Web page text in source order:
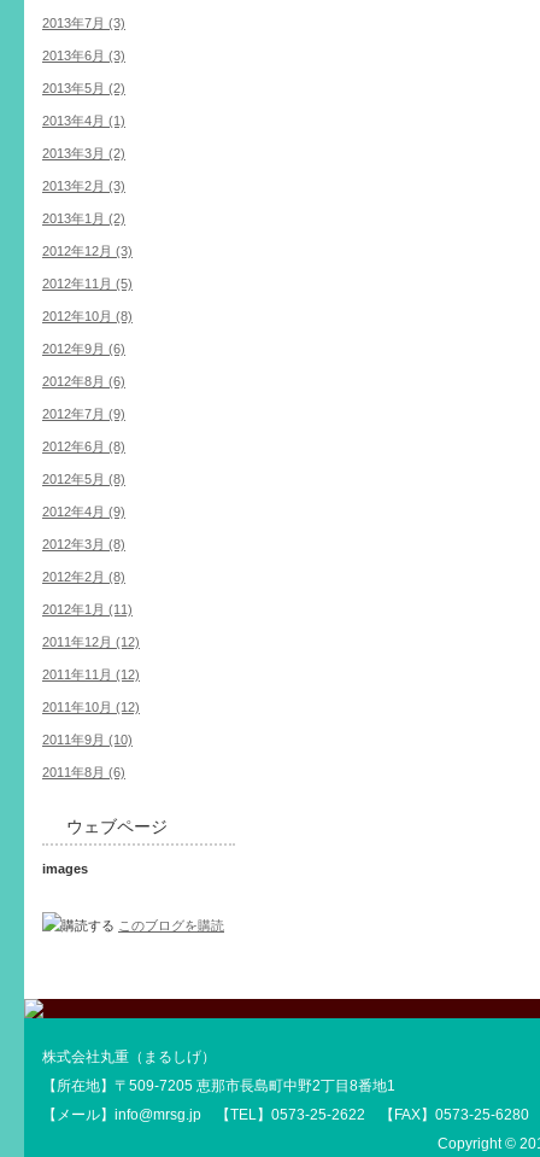
2013年7月 (3)
2013年6月 (3)
2013年5月 (2)
2013年4月 (1)
2013年3月 (2)
2013年2月 (3)
2013年1月 (2)
2012年12月 (3)
2012年11月 (5)
2012年10月 (8)
2012年9月 (6)
2012年8月 (6)
2012年7月 (9)
2012年6月 (8)
2012年5月 (8)
2012年4月 (9)
2012年3月 (8)
2012年2月 (8)
2012年1月 (11)
2011年12月 (12)
2011年11月 (12)
2011年10月 (12)
2011年9月 (10)
2011年8月 (6)
ウェブページ
images
このブログを購読
株式会社丸重（まるしげ）
【所在地】〒509-7205 恵那市長島町中野2丁目8番地1
【メール】info@mrsg.jp 【TEL】0573-25-2622 【FAX】0573-25-6280
Copyright ©